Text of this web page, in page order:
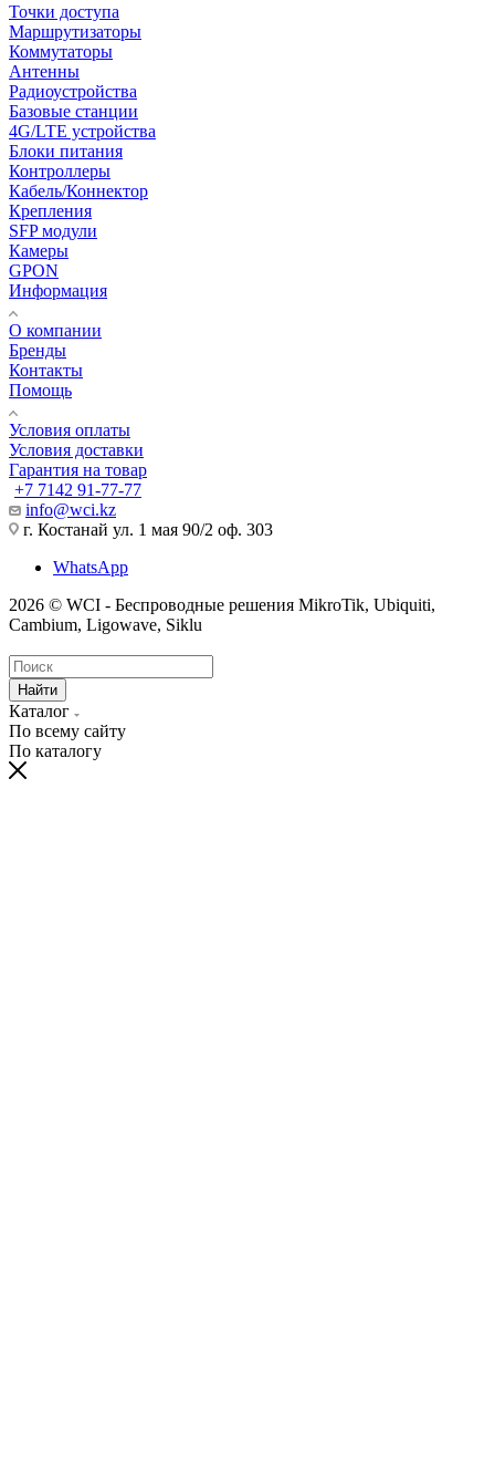
Точки доступа
Маршрутизаторы
Коммутаторы
Антенны
Радиоустройства
Базовые станции
4G/LTE устройства
Блоки питания
Контроллеры
Кабель/Коннектор
Крепления
SFP модули
Камеры
GPON
Информация
О компании
Бренды
Контакты
Помощь
Условия оплаты
Условия доставки
Гарантия на товар
+7 7142 91-77-77
info@wci.kz
г. Костанай ул. 1 мая 90/2 оф. 303
WhatsApp
2026 © WCI - Беспроводные решения MikroTik, Ubiquiti,
Cambium, Ligowave, Siklu
Найти
Каталог
По всему сайту
По каталогу